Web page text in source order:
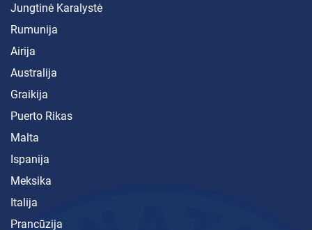
Jungtinė Karalystė
Rumunija
Airija
Australija
Graikija
Puerto Rikas
Malta
Ispanija
Meksika
Italija
Prancūzija